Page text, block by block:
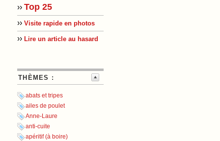
›› Top 25
›› Visite rapide en photos
›› Lire un article au hasard
THÈMES :
abats et tripes
ailes de poulet
Anne-Laure
anti-cuite
apéritif (à boire)